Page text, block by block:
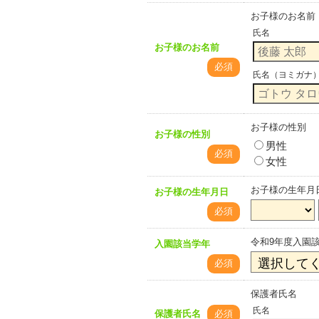
お子様のお名前
必須
お子様のお名前
氏名
氏名（ヨミガナ）
お子様の性別
必須
お子様の性別
男性
女性
お子様の生年月日
必須
お子様の生年月
入園該当学年
必須
令和9年度入園
保護者氏名 必須
保護者氏名
氏名